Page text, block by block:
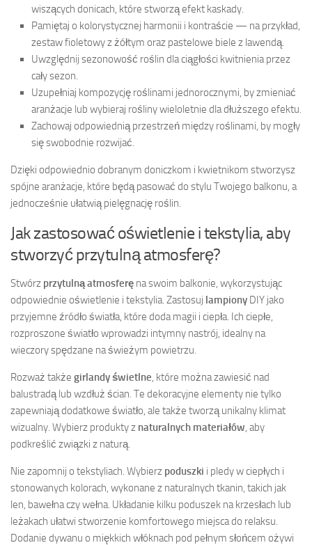
wiszących donicach, które stworzą efekt kaskady.
Pamiętaj o kolorystycznej harmonii i kontraście — na przykład,
zestaw fioletowy z żółtym oraz pastelowe biele z lawendą.
Uwzględnij sezonowość roślin dla ciągłości kwitnienia przez
cały sezon.
Uzupełniaj kompozycję roślinami jednorocznymi, by zmieniać
aranżacje lub wybieraj rośliny wieloletnie dla dłuższego efektu.
Zachowaj odpowiednią przestrzeń między roślinami, by mogły
się swobodnie rozwijać.
Dzięki odpowiednio dobranym doniczkom i kwietnikom stworzysz
spójne aranżacje, które będą pasować do stylu Twojego balkonu, a
jednocześnie ułatwią pielęgnację roślin.
Jak zastosować oświetlenie i tekstylia, aby
stworzyć przytulną atmosferę?
Stwórz przytulną atmosferę na swoim balkonie, wykorzystując
odpowiednie oświetlenie i tekstylia. Zastosuj lampiony DIY jako
przyjemne źródło światła, które doda magii i ciepła. Ich ciepłe,
rozproszone światło wprowadzi intymny nastrój, idealny na
wieczory spędzane na świeżym powietrzu.
Rozważ także girlandy świetlne , które można zawiesić nad
balustradą lub wzdłuż ścian. Te dekoracyjne elementy nie tylko
zapewniają dodatkowe światło, ale także tworzą unikalny klimat
wizualny. Wybierz produkty z naturalnych materiałów , aby
podkreślić związki z naturą.
Nie zapomnij o tekstyliach. Wybierz poduszki i pledy w ciepłych i
stonowanych kolorach, wykonane z naturalnych tkanin, takich jak
len, bawełna czy wełna. Układanie kilku poduszek na krzesłach lub
leżakach ułatwi stworzenie komfortowego miejsca do relaksu.
Dodanie dywanu o miękkich włóknach pod pełnym słońcem ożywi